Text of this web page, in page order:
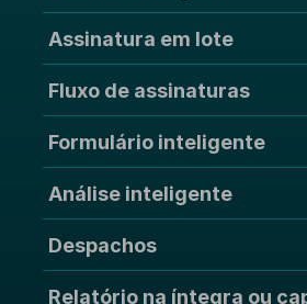
Assinatura em lote
Fluxo de assinaturas
Formulário inteligente
Análise inteligente
Despachos
Relatório na íntegra ou